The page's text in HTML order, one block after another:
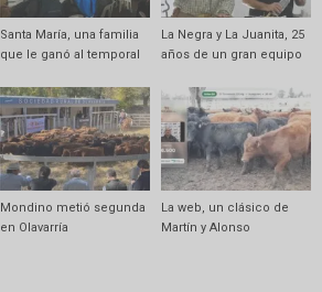
Santa María, una familia
que le ganó al temporal
La Negra y La Juanita, 25
años de un gran equipo
Mondino metió segunda
en Olavarría
La web, un clásico de
Martín y Alonso